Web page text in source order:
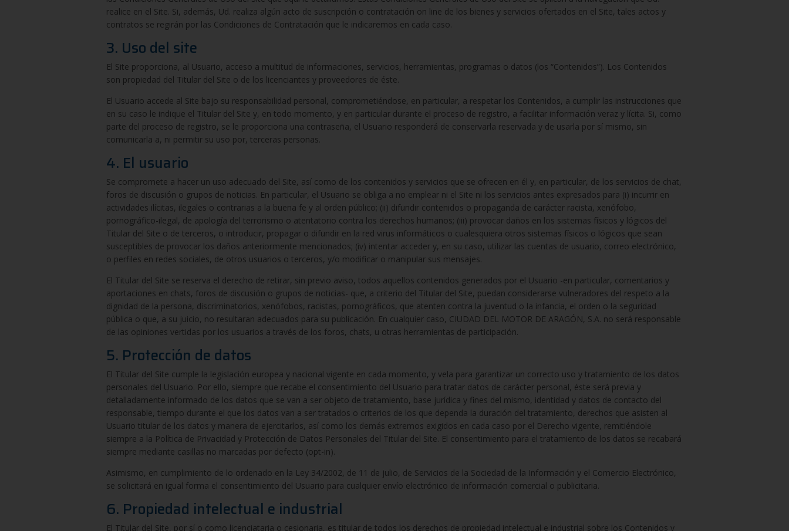
realice en el Site. Si, además, Ud. realiza algún acto de suscripción o contratación on line de los bienes y servicios ofertados en el Site, tales actos y
contratos se regirán por las Condiciones de Contratación que le indicaremos en cada caso.
3. Uso del site
El Site proporciona, al Usuario, acceso a multitud de informaciones, servicios, herramientas, programas o datos (los “Contenidos”). Los Contenidos
son propiedad del Titular del Site o de los licenciantes y proveedores de éste.
El Usuario accede al Site bajo su responsabilidad personal, comprometiéndose, en particular, a respetar los Contenidos, a cumplir las instrucciones que
en su caso le indique el Titular del Site y, en todo momento, y en particular durante el proceso de registro, a facilitar información veraz y lícita. Si, como
parte del proceso de registro, se le proporciona una contraseña, el Usuario responderá de conservarla reservada y de usarla por sí mismo, sin
comunicarla a, ni permitir su uso por, terceras personas.
4. El usuario
Se compromete a hacer un uso adecuado del Site, así como de los contenidos y servicios que se ofrecen en él y, en particular, de los servicios de chat,
foros de discusión o grupos de noticias. En particular, el Usuario se obliga a no emplear ni el Site ni los servicios antes expresados para (i) incurrir en
actividades ilícitas, ilegales o contrarias a la buena fe y al orden público; (ii) difundir contenidos o propaganda de carácter racista, xenófobo,
pornográfico-ilegal, de apología del terrorismo o atentatorio contra los derechos humanos; (iii) provocar daños en los sistemas físicos y lógicos del
Titular del Site o de terceros, o introducir, propagar o difundir en la red virus informáticos o cualesquiera otros sistemas físicos o lógicos que sean
susceptibles de provocar los daños anteriormente mencionados; (iv) intentar acceder y, en su caso, utilizar las cuentas de usuario, correo electrónico,
o perfiles en redes sociales, de otros usuarios o terceros, y/o modificar o manipular sus mensajes.
El Titular del Site se reserva el derecho de retirar, sin previo aviso, todos aquellos contenidos generados por el Usuario -en particular, comentarios y
aportaciones en chats, foros de discusión o grupos de noticias- que, a criterio del Titular del Site, puedan considerarse vulneradores del respeto a la
dignidad de la persona, discriminatorios, xenófobos, racistas, pornográficos, que atenten contra la juventud o la infancia, el orden o la seguridad
pública o que, a su juicio, no resultaran adecuados para su publicación. En cualquier caso, CIUDAD DEL MOTOR DE ARAGÓN, S.A. no será responsable
de las opiniones vertidas por los usuarios a través de los foros, chats, u otras herramientas de participación.
5. Protección de datos
El Titular del Site cumple la legislación europea y nacional vigente en cada momento, y vela para garantizar un correcto uso y tratamiento de los datos
personales del Usuario. Por ello, siempre que recabe el consentimiento del Usuario para tratar datos de carácter personal, éste será previa y
detalladamente informado de los datos que se van a ser objeto de tratamiento, base jurídica y fines del mismo, identidad y datos de contacto del
responsable, tiempo durante el que los datos van a ser tratados o criterios de los que dependa la duración del tratamiento, derechos que asisten al
Usuario titular de los datos y manera de ejercitarlos, así como los demás extremos exigidos en cada caso por el Derecho vigente, remitiéndole
siempre a la Política de Privacidad y Protección de Datos Personales del Titular del Site. El consentimiento para el tratamiento de los datos se recabará
siempre mediante casillas no marcadas por defecto (opt-in).
Asimismo, en cumplimiento de lo ordenado en la Ley 34/2002, de 11 de julio, de Servicios de la Sociedad de la Información y el Comercio Electrónico,
se solicitará en igual forma el consentimiento del Usuario para cualquier envío electrónico de información comercial o publicitaria.
6. Propiedad intelectual e industrial
El Titular del Site, por sí o como licenciataria o cesionaria, es titular de todos los derechos de propiedad intelectual e industrial sobre los Contenidos y